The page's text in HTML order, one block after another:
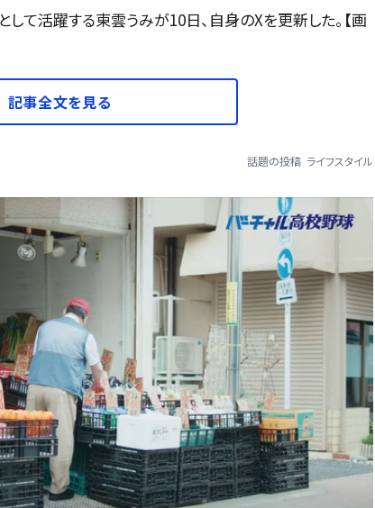
て活躍する東雲うみが10日、自身のXを更新した。【画
記事全文を見る
話題の投稿 ライフスタイル